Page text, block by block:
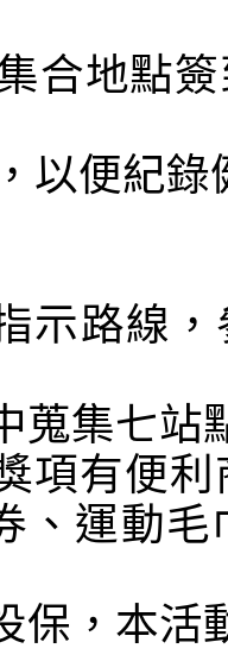
合地點
以便紀錄
示路線
蒐集七站
項有便
、運動
保，本活